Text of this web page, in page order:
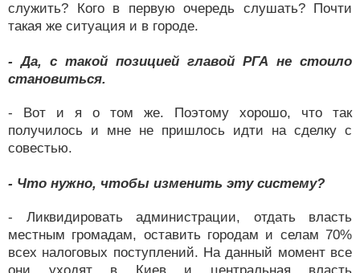
служить? Кого в первую очередь слушать? Почти
такая же ситуация и в городе.
- Да, с такой позицией главой РГА не стоило
становиться.
- Вот и я о том же. Поэтому хорошо, что так
получилось и мне не пришлось идти на сделку с
совестью.
- Что нужно, чтобы изменить эту систему?
- Ликвидировать администрации, отдать власть
местным громадам, оставить городам и селам 70%
всех налоговых поступлений. На данный момент все